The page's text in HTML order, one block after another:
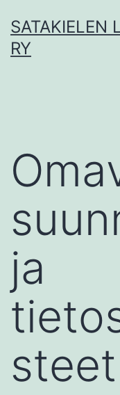
sisältöön
SATAKIELEN
RY
ja
steet